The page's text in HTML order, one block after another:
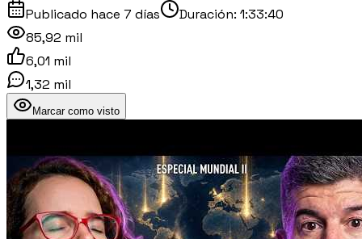
Publicado hace 7 días Duración: 1:33:40
85,92 mil
6,01 mil
1,32 mil
Marcar como visto